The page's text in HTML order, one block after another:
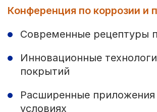
Конференция по коррозии и
Современные рецептуры
Инновационные
покрытий
Расширенные
условиях